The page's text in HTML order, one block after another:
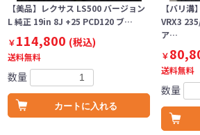
【美品】レクサス LS500 バージョン
L 純正 19in 8J +25 PCD120 ブ…
￥114,800 (税込)
送料無料
数量
カートに入れる
【バリ
VRX3
ア…
￥
送料無料
数量